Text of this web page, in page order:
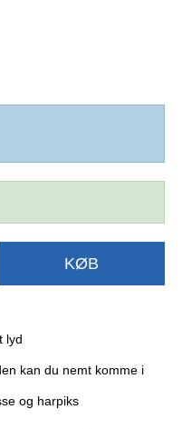
KØB
lyd
kan du nemt komme i
og harpiks